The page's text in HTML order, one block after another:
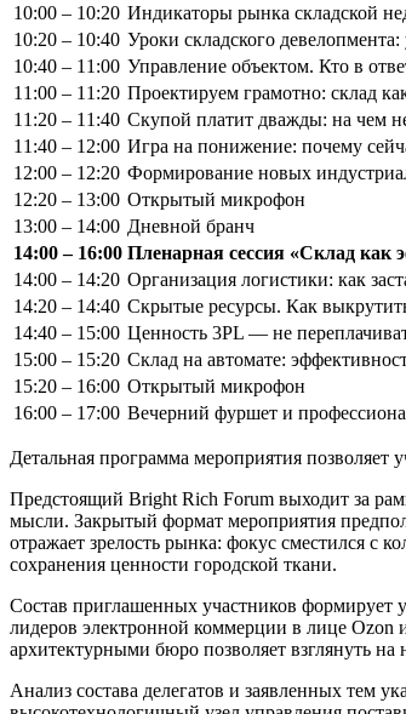
10:00 – 10:20 Индикаторы рынка складской
10:20 – 10:40 Уроки складского
10:40 – 11:00 Управление объектом. Кто в
11:00 – 11:20 Проектируем грамотно: склад
11:20 – 11:40 Скупой платит дважды: на чем
11:40 – 12:00 Игра на понижение: почему
12:00 – 12:20 Формирование новых
12:20 – 13:00 Открытый микрофон
13:00 – 14:00 Дневной бранч
14:00 – 16:00 Пленарная сессия «Склад как
14:00 – 14:20 Организация логистики: как
14:20 – 14:40 Скрытые ресурсы. Как
14:40 – 15:00 Ценность 3PL — не
15:00 – 15:20 Склад на автомате:
15:20 – 16:00 Открытый микрофон
16:00 – 17:00 Вечерний фуршет и
Детальная программа мероприятия позволяет
Предстоящий Bright Rich Forum выходит за
мысли. Закрытый формат мероприятия
отражает зрелость рынка: фокус сместился с
сохранения ценности городской ткани.
Состав приглашенных участников формирует
лидеров электронной коммерции в лице Ozon
архитектурными бюро позволяет взглянуть
Анализ состава делегатов и заявленных тем